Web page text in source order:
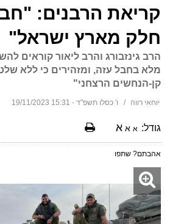
קריאת הרבנים:
חלק מארץ ישראל"
הרב גינזבורג והרב ליאור קוראים
מלא בחבל עזה, ומזהירים כי ללא
קן-הנחשים הרצחני"
יוחאי רווה ו' כסלו תשפ"ד - 15:31 19/11/2023
גודל: א א א
אהבתם? שתפו